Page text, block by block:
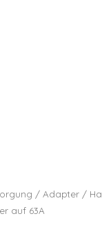
/ Adapter /
auf 63A